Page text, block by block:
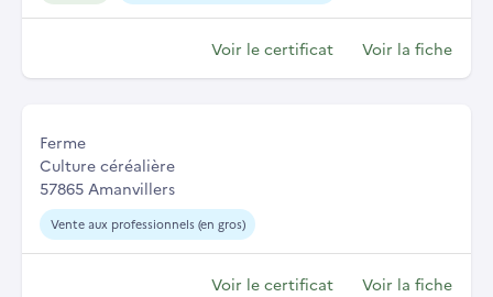
Voir le certificat Voir la fiche
Ferme
Culture céréalière
57865 Amanvillers
Vente aux professionnels (en gros)
Voir le certificat Voir la fiche